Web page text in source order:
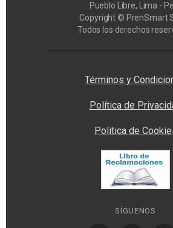
Pueblo Libre, Lima -
Copyright © PrenSmart
Todos los derechos
Términos y
Política de
Politica de
SÍGUENOS